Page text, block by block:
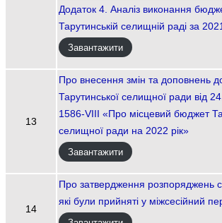
Додаток 4. Аналіз виконання
Тарутинській селищній раді за
Завантажити
13
Про внесення змін та доповнень
Тарутинської селищної ради від
1586-VIII «Про місцевий бюджет
селищної ради на 2022 рік»
Завантажити
14
Про затвердження розпоряджень
які були прийняті у міжсесійний